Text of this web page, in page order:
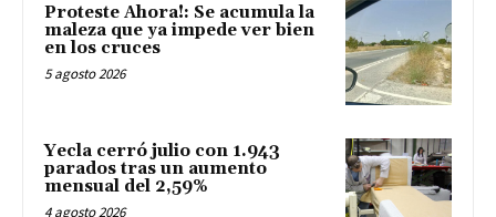
Proteste Ahora!: Se acumula la
maleza que ya impede ver bien
en los cruces
5 agosto 2026
Yecla cerró julio con 1.943
parados tras un aumento
mensual del 2,59%
4 agosto 2026